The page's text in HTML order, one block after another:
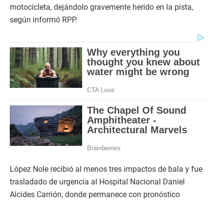
motocicleta, dejándolo gravemente herido en la pista,
según informó RPP.
López Nole recibió al menos tres impactos de bala y fue
trasladado de urgencia al Hospital Nacional Daniel
Alcides Carrión, donde permanece con pronóstico